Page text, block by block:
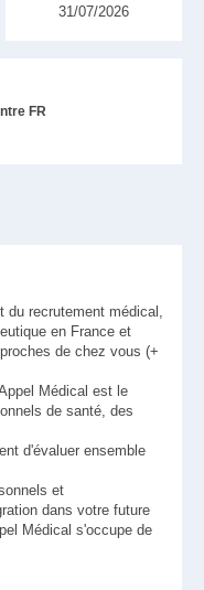
FR
31/07/2026
du recrutement médical,
en France et
de chez vous (+
Médical est le
de santé, des
d'évaluer ensemble
et
dans votre future
Médical s'occupe de